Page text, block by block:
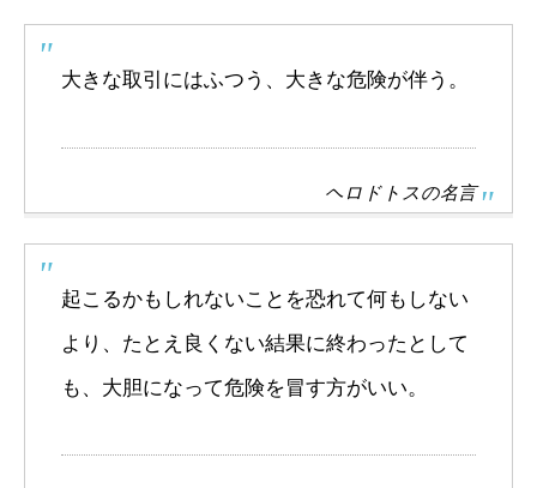
大きな取引にはふつう、大きな危険が伴う。
ヘロドトスの名言
起こるかもしれないことを恐れて何もしない
より、たとえ良くない結果に終わったとして
も、大胆になって危険を冒す方がいい。